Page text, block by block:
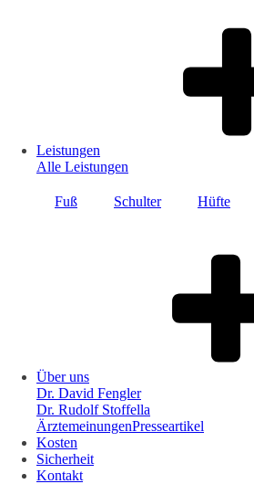
Leistungen
Alle Leistungen
Fuß Schulter Hüfte
Über uns
Dr. David Fengler
Dr. Rudolf Stoffella
ÄrztemeinungenPresseartikel
Kosten
Sicherheit
Kontakt